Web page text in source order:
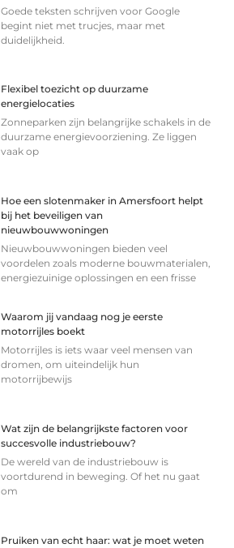
Goede teksten schrijven voor Google
begint niet met trucjes, maar met
duidelijkheid.
Flexibel toezicht op duurzame
energielocaties
Zonneparken zijn belangrijke schakels in de
duurzame energievoorziening. Ze liggen
vaak op
Hoe een slotenmaker in Amersfoort helpt
bij het beveiligen van
nieuwbouwwoningen
Nieuwbouwwoningen bieden veel
voordelen zoals moderne bouwmaterialen,
energiezuinige oplossingen en een frisse
Waarom jij vandaag nog je eerste
motorrijles boekt
Motorrijles is iets waar veel mensen van
dromen, om uiteindelijk hun
motorrijbewijs
Wat zijn de belangrijkste factoren voor
succesvolle industriebouw?
De wereld van de industriebouw is
voortdurend in beweging. Of het nu gaat
om
Pruiken van echt haar: wat je moet weten